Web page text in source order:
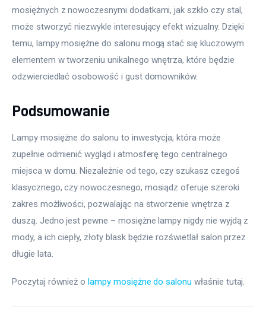
mosiężnych z nowoczesnymi dodatkami, jak szkło czy stal,
może stworzyć niezwykle interesujący efekt wizualny. Dzięki
temu, lampy mosiężne do salonu mogą stać się kluczowym
elementem w tworzeniu unikalnego wnętrza, które będzie
odzwierciedlać osobowość i gust domowników.
Podsumowanie
Lampy mosiężne do salonu to inwestycja, która może
zupełnie odmienić wygląd i atmosferę tego centralnego
miejsca w domu. Niezależnie od tego, czy szukasz czegoś
klasycznego, czy nowoczesnego, mosiądz oferuje szeroki
zakres możliwości, pozwalając na stworzenie wnętrza z
duszą. Jedno jest pewne – mosiężne lampy nigdy nie wyjdą z
mody, a ich ciepły, złoty blask będzie rozświetlał salon przez
długie lata.
Poczytaj również o lampy mosiężne do salonu właśnie tutaj.